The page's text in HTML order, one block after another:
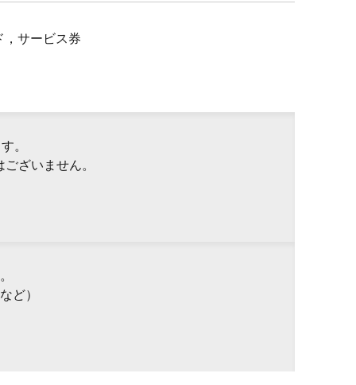
サービス券
。
ざいません。
ど）